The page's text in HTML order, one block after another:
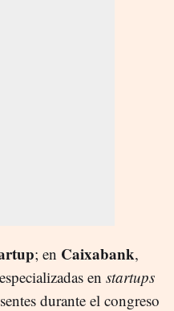
; en Caixabank,
en startups
durante el congreso